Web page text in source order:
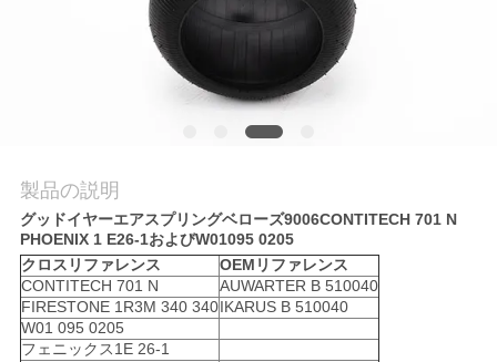
し
な
さ
い
製品の説明
グッドイヤーエアスプリングベローズ9006CONTITECH 701 N
PHOENIX 1 E26-1およびW01095 0205
クロスリファレンス
OEMリファレンス
CONTITECH 701 N
AUWARTER B 510040
FIRESTONE 1R3M 340 340IKARUS B 510040
W01 095 0205
フェニックス1E 26-1